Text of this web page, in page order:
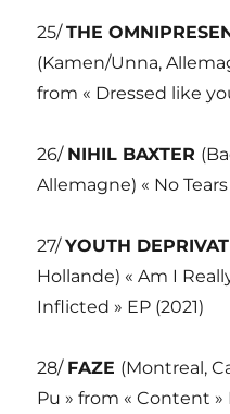
25/THE
(Kamen/Unna,
from « Dressed like
26/ NIHIL BAXTER
Allemagne) « No
27/YOUTH
Hollande) « Am I
Inflicted » EP (2021)
28/ FAZE (Montreal,
Pu » from « Content »